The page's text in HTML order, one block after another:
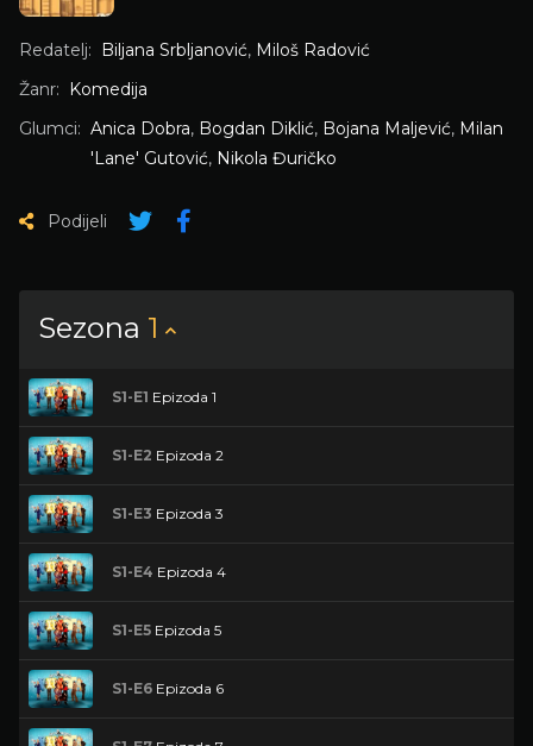
Redatelj: Biljana Srbljanović, Miloš Radović
Žanr:
Komedija
Glumci: Anica Dobra, Bogdan Diklić, Bojana Maljević, Milan
'Lane' Gutović, Nikola Đuričko
Podijeli
Sezona 1
S1-E1 Epizoda 1
S1-E2 Epizoda 2
S1-E3 Epizoda 3
S1-E4 Epizoda 4
S1-E5 Epizoda 5
S1-E6 Epizoda 6